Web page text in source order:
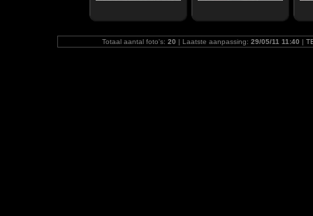
Totaal aantal foto's: 20 | Laatste aanpassing: 29/05/11 11:40 |